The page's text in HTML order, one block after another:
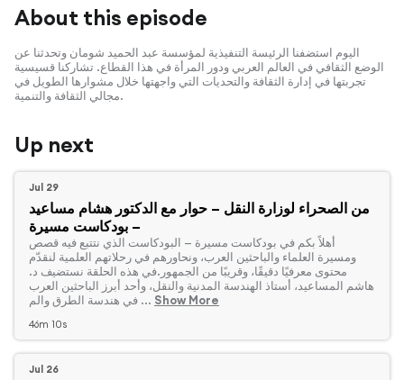
About this episode
اليوم استضفنا الرئيسة التنفيذية لمؤسسة عبد الحميد شومان وتحدثنا عن
الوضع الثقافي في العالم العربي ودور المرأة في هذا القطاع. تشاركنا قسيسية
تجربتها في إدارة الثقافة والتحديات التي واجهتها خلال مشوارها الطويل في
مجالي الثقافة والتنمية.
Up next
Jul 29
من الصحراء لوزارة النقل – حوار مع الدكتور هشام مساعيد
– بودكاست مسيرة
‏أهلاً بكم في بودكاست مسيرة — البودكاست الذي نتتبع فيه قصص
ومسيرة العلماء والباحثين العرب، ونحاورهم في رحلاتهم العلمية لنقدّم
محتوى معرفيًا دقيقًا، وقريبًا من الجمهور.في هذه الحلقة نستضيف د.
هاشم المساعيد، أستاذ الهندسة المدنية والنقل، وأحد أبرز الباحثين العرب
في هندسة الطرق والم ... Show More
46m 10s
Jul 26